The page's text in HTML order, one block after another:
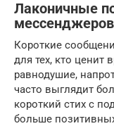
Лаконичные
мессенджеров
Короткие
для тех, кто ценит
равнодушие,
часто выглядит
короткий стих с
больше